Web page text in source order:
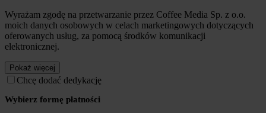
Wyrażam zgodę na przetwarzanie przez Coffee Media Sp. z o.o.
moich danych osobowych w celach marketingowych dotyczących
oferowanych usług, za pomocą środków komunikacji
elektronicznej.
Pokaż więcej
Chcę dodać dedykację
Wybierz formę płatności